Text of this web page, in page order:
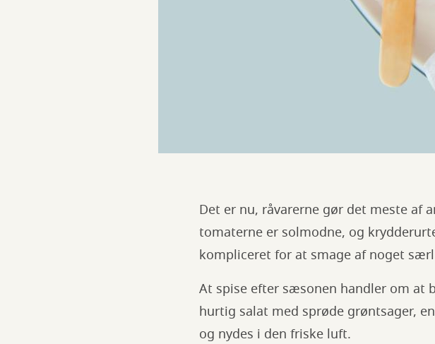
Det er nu, råvarerne gør det meste af
tomaterne er solmodne, og
kompliceret for at smage af noget
At spise efter sæsonen handler om at
hurtig salat med sprøde grøntsager,
og nydes i den friske luft.